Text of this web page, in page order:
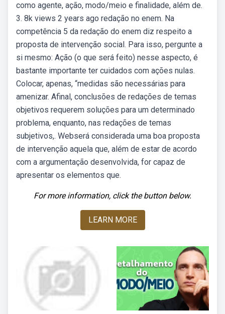
como agente, ação, modo/meio e finalidade, além de.
3. 8k views 2 years ago redação no enem. Na
competência 5 da redação do enem diz respeito a
proposta de intervenção social. Para isso, pergunte a
si mesmo: Ação (o que será feito) nesse aspecto, é
bastante importante ter cuidados com ações nulas.
Colocar, apenas, “medidas são necessárias para
amenizar. Afinal, conclusões de redações de temas
objetivos requerem soluções para um determinado
problema, enquanto, nas redações de temas
subjetivos,. Webserá considerada uma boa proposta
de intervenção aquela que, além de estar de acordo
com a argumentação desenvolvida, for capaz de
apresentar os elementos que.
For more information, click the button below.
LEARN MORE